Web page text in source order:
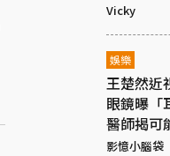
Vicky
娛樂
王楚然近
眼鏡曝「
醫師揭可
影憶小腦袋